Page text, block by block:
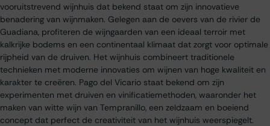
vooruitstrevend wijnhuis dat bekend staat om zijn innovatieve
benadering van wijnmaken. Gelegen aan de oevers van de rivier de
Guadiana, profiteren de wijngaarden van een ideaal terroir met
kalkrijke bodems en een continentaal klimaat dat zorgt voor optimale
rijpheid van de druiven. Het wijnhuis combineert traditionele
technieken met moderne innovaties om wijnen van hoge kwaliteit en
karakter te creëren. Pago del Vicario staat bekend om zijn
experimenten met druiven en vinificatiemethoden, waaronder het
maken van witte wijn van Tempranillo, een zeldzaam en boeiend
concept dat perfect de creativiteit van het wijnhuis weerspiegelt.